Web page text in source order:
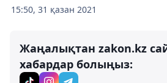
15:50, 31 қазан 2021
Жаңалықтан zakon.kz
хабардар болыңыз: